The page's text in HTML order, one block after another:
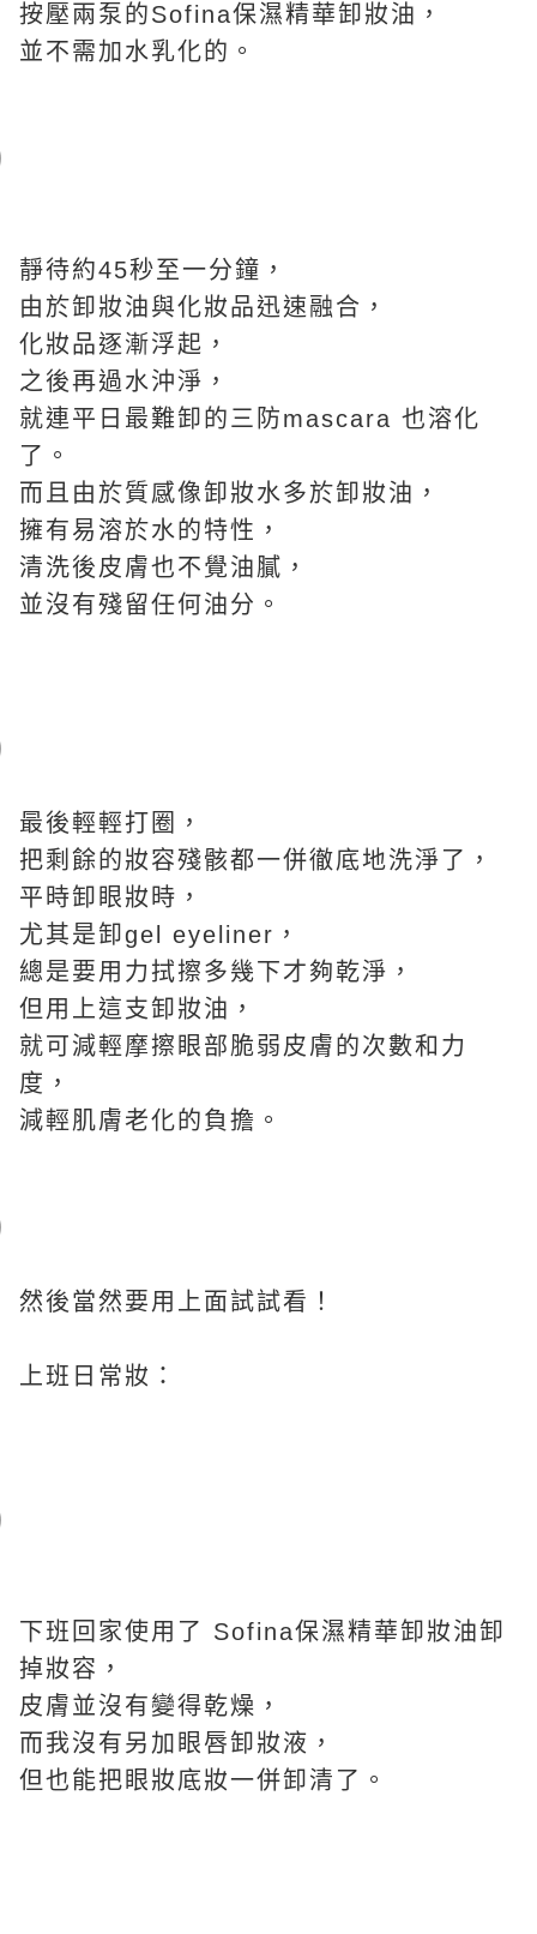
按壓兩泵的Sofina保濕精華卸妝油，
並不需加水乳化的。
靜待約45秒至一分鐘，
由於卸妝油與化妝品迅速融合，
化妝品逐漸浮起，
之後再過水沖淨，
就連平日最難卸的三防mascara 也溶化
了。
而且由於質感像卸妝水多於卸妝油，
擁有易溶於水的特性，
清洗後皮膚也不覺油膩，
並沒有殘留任何油分。
最後輕輕打圈，
把剩餘的妝容殘骸都一併徹底地洗淨了，
平時卸眼妝時，
尤其是卸gel eyeliner，
總是要用力拭擦多幾下才夠乾淨，
但用上這支卸妝油，
就可減輕摩擦眼部脆弱皮膚的次數和力
度，
減輕肌膚老化的負擔。
然後當然要用上面試試看！
上班日常妝：
下班回家使用了 Sofina保濕精華卸妝油卸
掉妝容，
皮膚並沒有變得乾燥，
而我沒有另加眼唇卸妝液，
但也能把眼妝底妝一併卸清了。